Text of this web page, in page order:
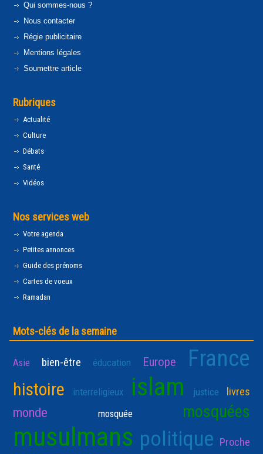
Qui sommes-nous ?
Nous contacter
Régie publicitaire
Mentions légales
Soumettre article
Rubriques
Actualité
Culture
Débats
Santé
Vidéos
Nos services web
Votre agenda
Petites annonces
Guide des prénoms
Cartes de voeux
Ramadan
Mots-clés de la semaine
Asie bien-être éducation Europe France
histoire interreligieux islam justice livres
monde mosquée mosquées
musulmans politique Proche